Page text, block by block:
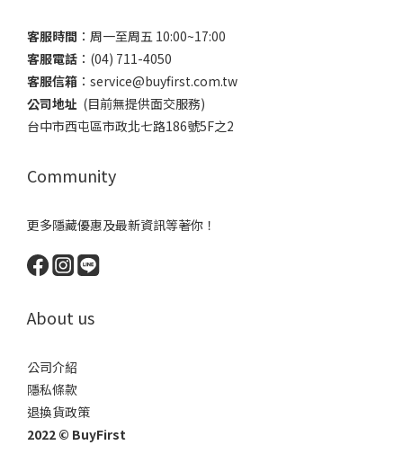
客服時間 ：​周一至周五 10:00~17:00
客服電話 ​：(04) 711-4050
客服信箱 ：​service@buyfirst.com.tw
公司地址 (目前無提供面交服務) ​
台中市西屯區市政北七路186號5F之2
Community
更多隱藏優惠及最新資訊等著你！
About us
公司介紹
隱私條款
退換貨政策
2022 © BuyFirst